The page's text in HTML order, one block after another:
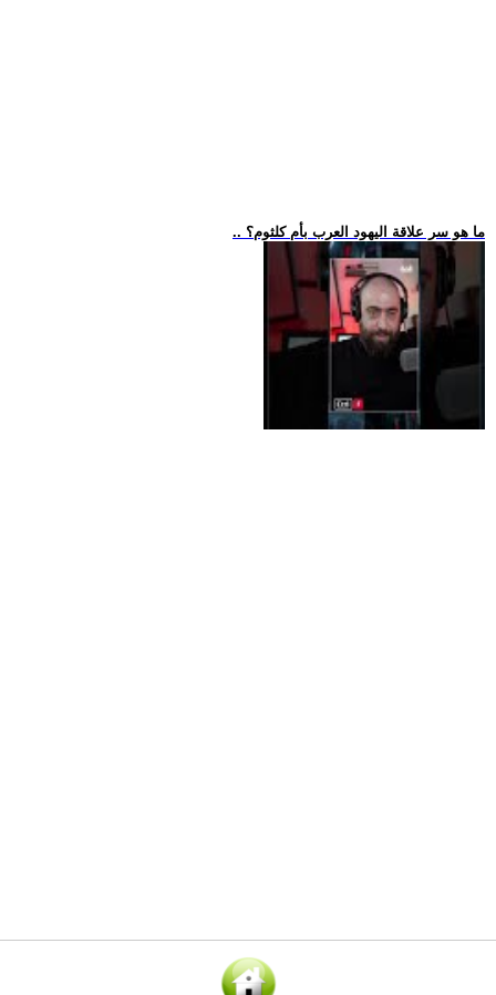
.. ما هو سر علاقة اليهود العرب بأم كلثوم؟